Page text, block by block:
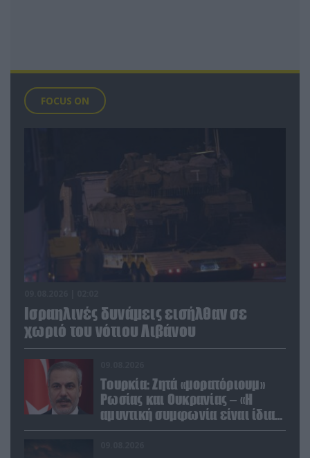
FOCUS ON
Ισραηλινές δυνάμεις εισήλθαν σε
χωριό του νότιου Λιβάνου
Τουρκία: Ζητά «μορατόριουμ»
Ρωσίας και Ουκρανίας – «Η
αμυντική συμφωνία είναι ίδια
με το άρθρο 5 του ΝΑΤΟ» (upd)